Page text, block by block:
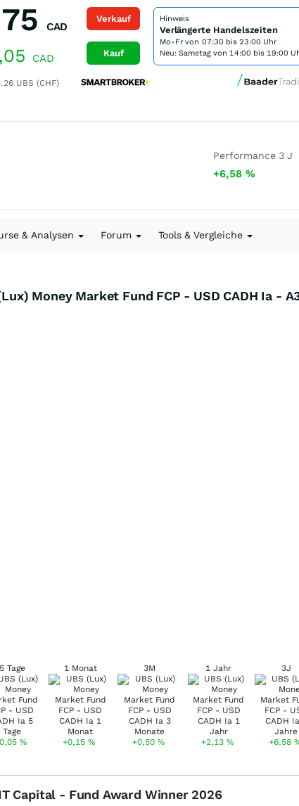
CAD
CAD
UBS (CHF)
Verkauf
Kauf
Hinweis
Verlängerte Handelszeiten
Mo-Fr von 07:30 bis 23:00 Uhr
Neu: Samstag von 14:00 bis 19:00
Performance 3 J
+6,58 %
& Analysen Forum Tools & Vergleiche
Money Market Fund FCP - USD CADH Ia -
5 Tage
%
1 Monat
+0,15 %
3M
+0,50 %
1 Jahr
+2,13 %
3J
+6,58
Capital - Fund Award Winner 2026